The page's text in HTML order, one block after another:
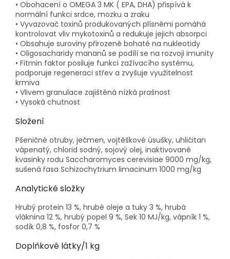
• Obohacení o OMEGA 3 MK ( EPA, DHA) přispívá k
normální funkci srdce, mozku a zraku
• Vyvazovač toxinů produkovaných plísněmi pomáhá
kontrolovat vliv mykotoxinů a redukuje jejich absorpci
• Obsahuje suroviny přirozeně bohaté na nukleotidy
• Oligosacharidy mananů se podílí se na rozvoji imunity
• Fitmin faktor posiluje funkci zažívacího systému,
podporuje regeneraci střev a zvyšuje využitelnost
krmiva
• Vlivem granulace zajištěná nízká prašnost
• Vysoká chutnost
Složení
Pšeničné otruby, ječmen, vojtěškové úsušky, uhličitan
vápenatý, chlorid sodný, sojový olej, inaktivované
kvasinky rodu Saccharomyces cerevisiae 9000 mg/kg,
sušená řasa Schizochytrium limacinum 1000 mg/kg
Analytické složky
Hrubý protein 13 %, hrubé oleje a tuky 3 %, hrubá
vláknina 12 %, hrubý popel 9 %, Sek 10 MJ/kg, vápník 1 %,
sodík 0,8 %, fosfor 0,7 %
Doplňkové látky/1 kg